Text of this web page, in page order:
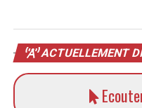
ACTUELLEMENT